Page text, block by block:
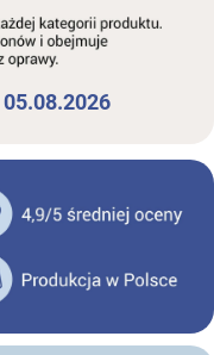
05.08.2026